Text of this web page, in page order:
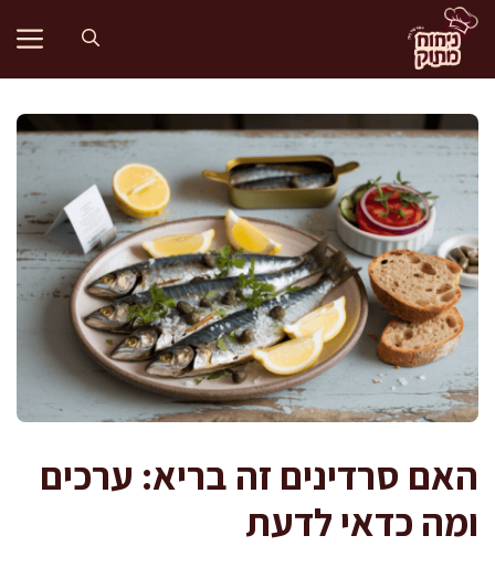
לדלג
לתוכן
האם סרדינים זה בריא: ערכים
ומה כדאי לדעת